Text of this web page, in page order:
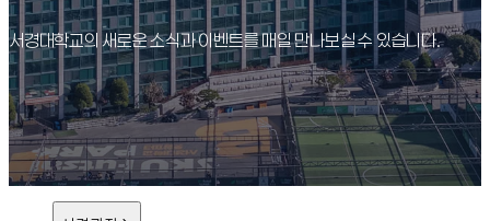
서경대학교의 새로운 소식과 이벤트를 매일 만나보실 수 있습니다.